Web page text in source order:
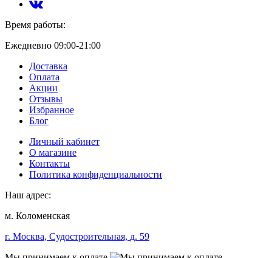
Время работы:
Ежедневно 09:00-21:00
Доставка
Оплата
Акции
Отзывы
Избранное
Блог
Личный кабинет
О магазине
Контакты
Политика конфиденциальности
Наш адрес:
м. Коломенская
г. Москва, Судостроительная, д. 59